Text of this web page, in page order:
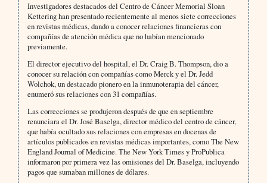
Investigadores destacados del Centro de Cáncer Memorial Sloan
Kettering han presentado recientemente al menos siete correcciones
en revistas médicas, dando a conocer relaciones financieras con
compañías de atención médica que no habían mencionado
previamente.
El director ejecutivo del hospital, el Dr. Craig B. Thompson, dio a
conocer su relación con compañías como Merck y el Dr. Jedd
Wolchok, un destacado pionero en la inmunoterapia del cáncer,
enumeró sus relaciones con 31 compañías.
Las correcciones se produjeron después de que en septiembre
renunciara el Dr. José Baselga, director médico del centro de cáncer,
que había ocultado sus relaciones con empresas en docenas de
artículos publicados en revistas médicas importantes, como The New
England Journal of Medicine. The New York Times y ProPublica
informaron por primera vez las omisiones del Dr. Baselga, incluyendo
pagos que sumaban millones de dólares.